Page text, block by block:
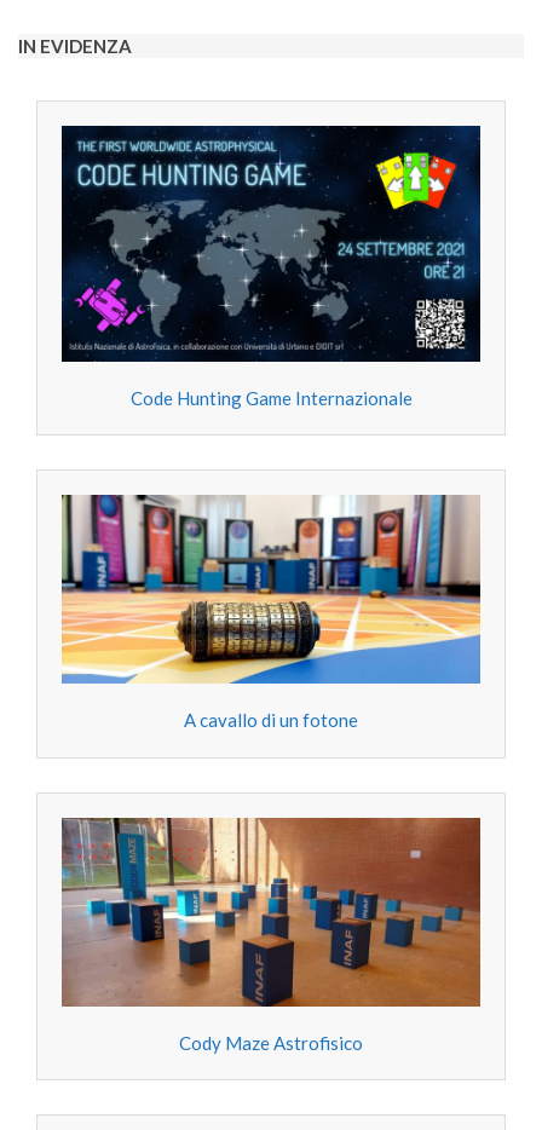
06
IN EVIDENZA
Code Hunting Game Internazionale
A cavallo di un fotone
Cody Maze Astrofisico